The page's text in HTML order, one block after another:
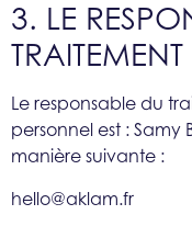
3. LE
Le responsable du
personnel est :
manière suivante :
hello@aklam.fr